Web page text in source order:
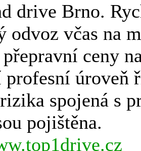
drive Brno.
odvoz včas na
ceny
profesní úroveň
spojená s
pojištěna.